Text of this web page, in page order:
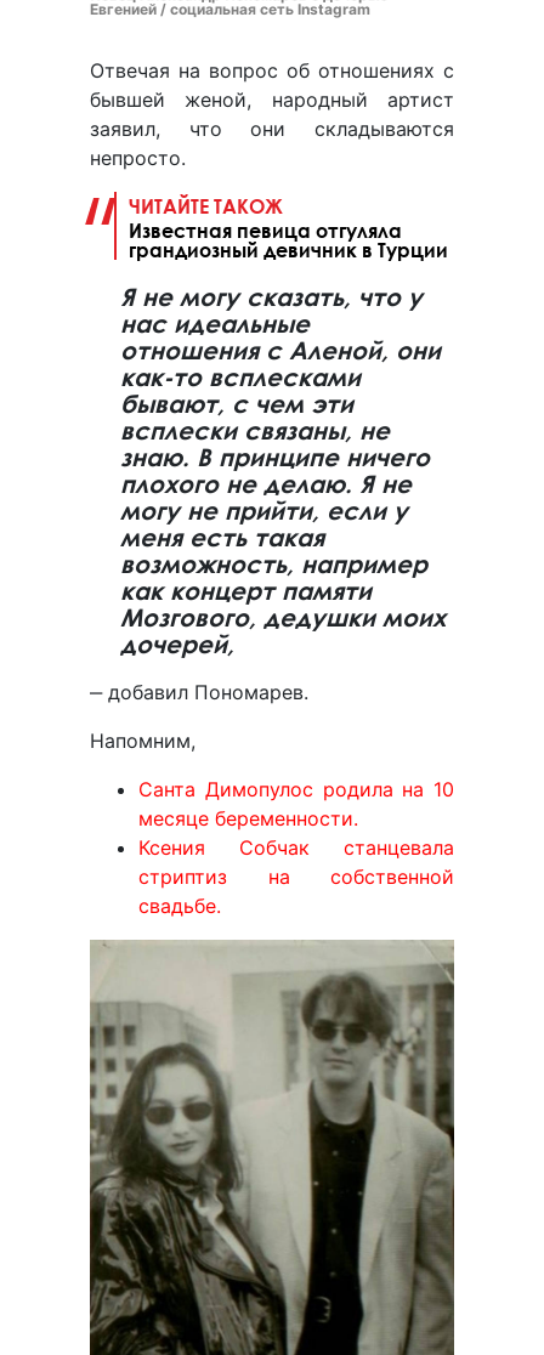
Евгенией / социальная сеть Instagram
Отвечая на вопрос об отношениях с
бывшей женой, народный артист
заявил, что они складываются
непросто.
ЧИТАЙТЕ ТАКОЖ
Известная певица отгуляла
грандиозный девичник в Турции
Я не могу сказать, что у
нас идеальные
отношения с Аленой, они
как-то всплесками
бывают, с чем эти
всплески связаны, не
знаю. В принципе ничего
плохого не делаю. Я не
могу не прийти, если у
меня есть такая
возможность, например
как концерт памяти
Мозгового, дедушки моих
дочерей,
‒ добавил Пономарев.
Напомним,
Санта Димопулос родила на 10
месяце беременности.
Ксения Собчак станцевала
стриптиз на собственной
свадьбе.